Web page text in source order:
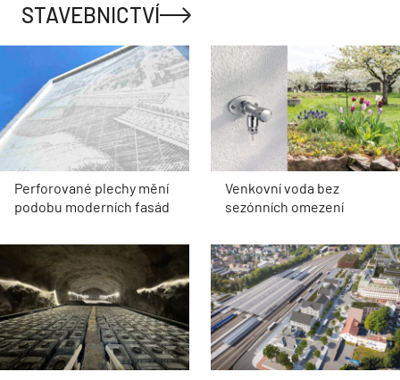
STAVEBNICTVÍ
Perforované plechy mění
podobu moderních fasád
Venkovní voda bez
sezónních omezení